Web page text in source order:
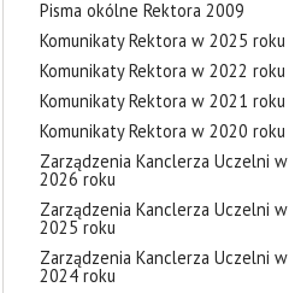
Pisma okólne Rektora 2009
Komunikaty Rektora w 2025 roku
Komunikaty Rektora w 2022 roku
Komunikaty Rektora w 2021 roku
Komunikaty Rektora w 2020 roku
Zarządzenia Kanclerza Uczelni w
2026 roku
Zarządzenia Kanclerza Uczelni w
2025 roku
Zarządzenia Kanclerza Uczelni w
2024 roku